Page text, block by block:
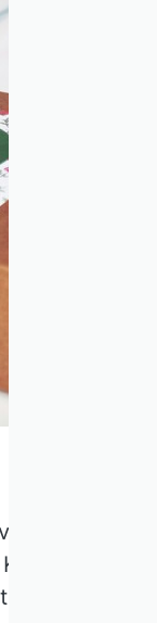
So
Bier gibt
Sie